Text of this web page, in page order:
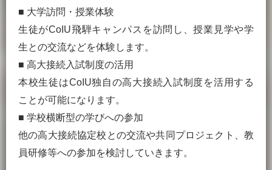
■ 大学訪問・授業体験
生徒がCoIU飛騨キャンパスを訪問し、授業見学や学
生との交流などを体験します。
■ 高大接続入試制度の活用
本校生徒はCoIU独自の高大接続入試制度を活用する
ことが可能になります。
■ 学校横断型の学びへの参加
他の高大接続協定校との交流や共同プロジェクト、教
員研修等への参加を検討していきます。